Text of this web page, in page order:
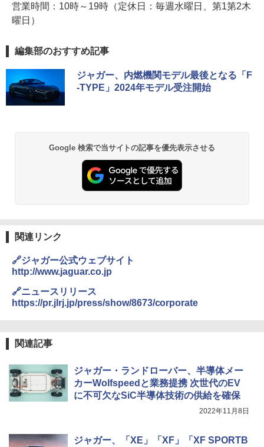
営業時間：10時～19時（定休日：毎週水曜日、第1第2木
曜日）
編集部のおすすめ記事
ジャガー、内燃機関モデル最後となる「F
-TYPE」2024年モデル受注開始
Google 検索で当サイトの記事を優先表示させる
関連リンク
🔗ジャガー公式ウェブサイト
http://www.jaguar.co.jp
🔗ニュースリリース
https://pr.jlrj.jp/press/show/8673/corporate
関連記事
ジャガー・ランドローバー、半導体メー
カーWolfspeedと業務提携 次世代のEV
に不可欠なSiC半導体技術の供給を確保
2022年11月8日
ジャガー、「XE」「XF」「XF SPORTB